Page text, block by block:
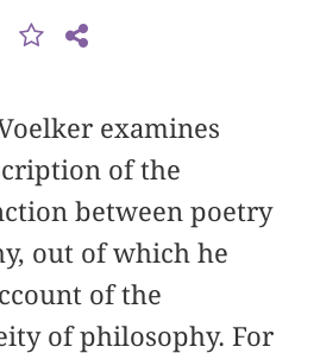
examines
of the
between poetry
out of which he
of the
of philosophy. For